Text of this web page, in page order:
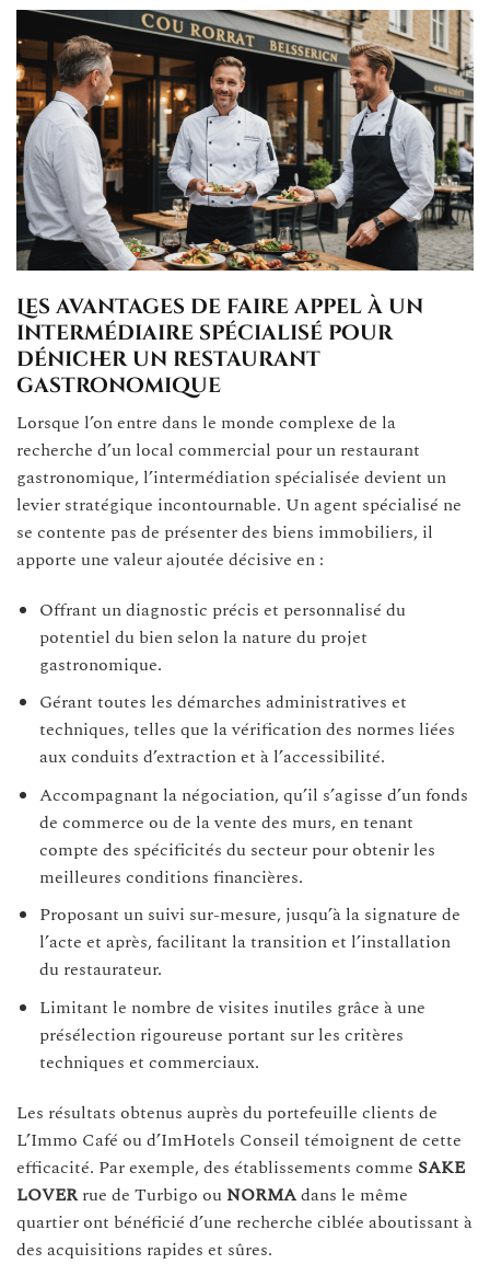
Les avantages de faire appel à un
intermédiaire spécialisé pour
dénicher un restaurant
gastronomique
Lorsque l’on entre dans le monde complexe de la
recherche d’un local commercial pour un restaurant
gastronomique, l’intermédiation spécialisée devient un
levier stratégique incontournable. Un agent spécialisé ne
se contente pas de présenter des biens immobiliers, il
apporte une valeur ajoutée décisive en :
Offrant un diagnostic précis et personnalisé du
potentiel du bien selon la nature du projet
gastronomique.
Gérant toutes les démarches administratives et
techniques, telles que la vérification des normes liées
aux conduits d’extraction et à l’accessibilité.
Accompagnant la négociation, qu’il s’agisse d’un fonds
de commerce ou de la vente des murs, en tenant
compte des spécificités du secteur pour obtenir les
meilleures conditions financières.
Proposant un suivi sur-mesure, jusqu’à la signature de
l’acte et après, facilitant la transition et l’installation
du restaurateur.
Limitant le nombre de visites inutiles grâce à une
présélection rigoureuse portant sur les critères
techniques et commerciaux.
Les résultats obtenus auprès du portefeuille clients de
L’Immo Café ou d’ImHotels Conseil témoignent de cette
efficacité. Par exemple, des établissements comme SAKE
LOVERrue de Turbigo ou NORMAdans le même
quartier ont bénéficié d’une recherche ciblée aboutissant à
des acquisitions rapides et sûres.